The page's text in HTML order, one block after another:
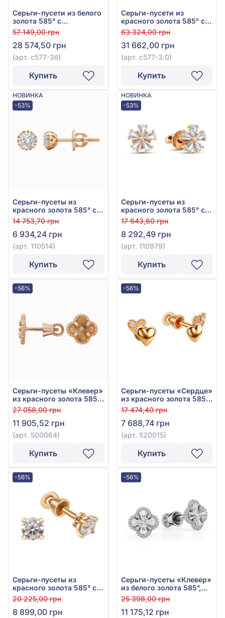
Серьги-пусети из белого
золота 585° с
бриллиантами 0,19ct, арт.
с577-3б
57 149,00 грн
28 574,50 грн
(арт. с577-3б)
Купить
Серьги-пусети из
красного золота 585° с
бриллиантами 0,22ct,
арт. с577-3.0
63 324,00 грн
31 662,00 грн
(арт. с577-3.0)
Купить
НОВИНКА
-53%
Серьги-пусеты из
красного золота 585° с
фианитом, арт. 110514
14 753,70 грн
6 934,24 грн
(арт. 110514)
Купить
НОВИНКА
-53%
Серьги-пусеты из
красного золота 585° с
фианитом, арт. 110979
17 643,60 грн
8 292,49 грн
(арт. 110979)
Купить
-56%
Серьги-пусеты «Клевер»
из красного золота 585°,
арт. 500064
27 058,00 грн
11 905,52 грн
(арт. 500064)
Купить
-56%
Серьги-пусеты «Сердце»
из красного золота 585°
с фианитом, арт. 520015
17 474,40 грн
7 688,74 грн
(арт. 520015)
Купить
-56%
Серьги-пусеты из
красного золота 585° с
фианитом, арт. 520278
20 225,00 грн
8 899,00 грн
-56%
Серьги-пусеты «Клевер»
из белого золота 585°,
без вставки, арт.
500064В
25 398,00 грн
11 175,12 грн